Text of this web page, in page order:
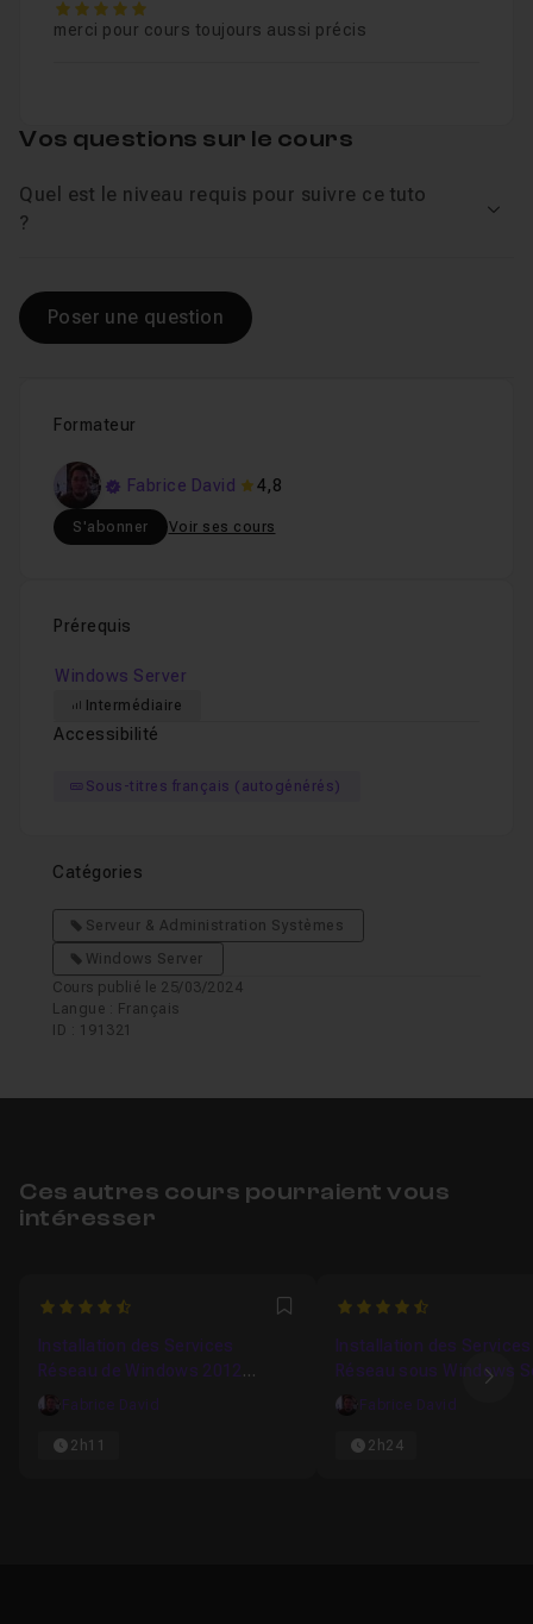
5
merci pour cours toujours aussi précis
Formateur
Fabrice David 4,8
S'abonner Voir ses cours
Prérequis
Windows Server
Intermédiaire
Accessibilité
Sous-titres français (autogénérés)
Catégories
Serveur & Administration Systèmes
Windows Server
Cours publié le 25/03/2024
Langue : Français
ID : 191321
Vos questions sur le cours
Quel est le niveau requis pour suivre ce tuto
?
Poser une question
Ces autres cours pourraient vous
intéresser
4.7777777777778 Favori
Installation des Services
Réseau de Windows 2012
Serveur
Fabrice David
2h11
4.8181818181818
Installation des Services
Réseau sous Windows
2016Fabrice David
2h24